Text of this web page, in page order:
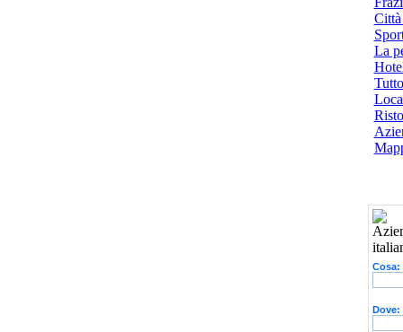
Città
La
Cosa:
Dove: